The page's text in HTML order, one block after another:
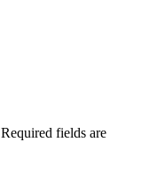
Required fields are